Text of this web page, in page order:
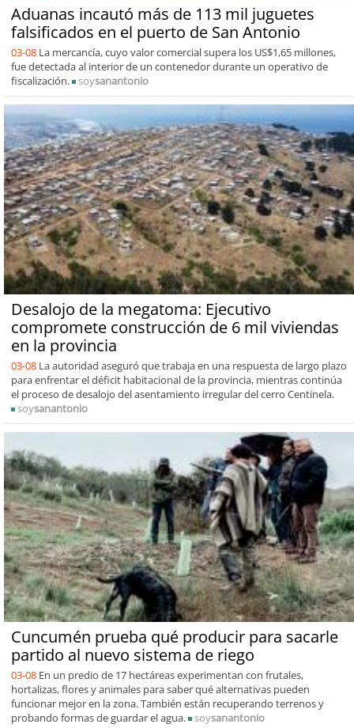
Aduanas incautó más de 113 mil juguetes
falsificados en el puerto de San Antonio
03-08 La mercancía, cuyo valor comercial supera los US$1,65 millones,
fue detectada al interior de un contenedor durante un operativo de
fiscalización.
soysanantonio
Desalojo de la megatoma: Ejecutivo
compromete construcción de 6 mil viviendas
en la provincia
03-08 La autoridad aseguró que trabaja en una respuesta de largo plazo
para enfrentar el déficit habitacional de la provincia, mientras continúa
el proceso de desalojo del asentamiento irregular del cerro Centinela.
soysanantonio
Cuncumén prueba qué producir para sacarle
partido al nuevo sistema de riego
03-08 En un predio de 17 hectáreas experimentan con frutales,
hortalizas, flores y animales para saber qué alternativas pueden
funcionar mejor en la zona. También están recuperando terrenos y
probando formas de guardar el agua.
soysanantonio